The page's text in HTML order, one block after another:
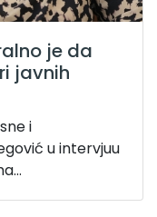
je da
javnih
i
u intervjuu